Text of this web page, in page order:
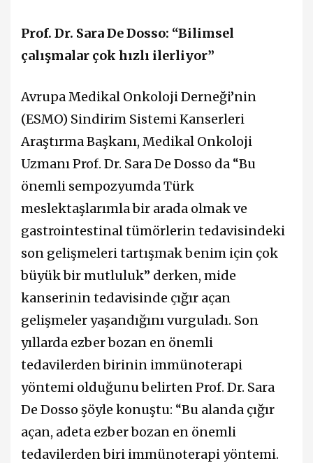
Prof. Dr. Sara De Dosso: “Bilimsel
çalışmalar çok hızlı ilerliyor”
Avrupa Medikal Onkoloji Derneği’nin
(ESMO) Sindirim Sistemi Kanserleri
Araştırma Başkanı, Medikal Onkoloji
Uzmanı Prof. Dr. Sara De Dosso da “Bu
önemli sempozyumda Türk
meslektaşlarımla bir arada olmak ve
gastrointestinal tümörlerin tedavisindeki
son gelişmeleri tartışmak benim için çok
büyük bir mutluluk” derken, mide
kanserinin tedavisinde çığır açan
gelişmeler yaşandığını vurguladı. Son
yıllarda ezber bozan en önemli
tedavilerden birinin immünoterapi
yöntemi olduğunu belirten Prof. Dr. Sara
De Dosso şöyle konuştu: “Bu alanda çığır
açan, adeta ezber bozan en önemli
tedavilerden biri immünoterapi yöntemi.